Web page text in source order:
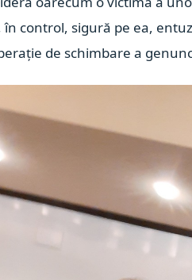
control, sigură pe ea,
de schimbare a